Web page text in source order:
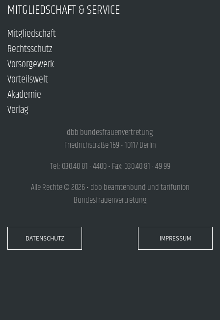
MITGLIEDSCHAFT & SERVICE
Mitgliedschaft
Rechtsschutz
Vorsorgewerk
Vorteilswelt
Akademie
Verlag
dbb bundesfrauenvertretung
Friedrichstraße 169 • 10117 Berlin
Tel.: 030.40 81 - 4400 • Fax: 030.40 81 - 49 99
Alle Rechte © 2026 • dbb beamtenbund und tarifunion
Bundesfrauenvertretung
DATENSCHUTZ IMPRESSUM